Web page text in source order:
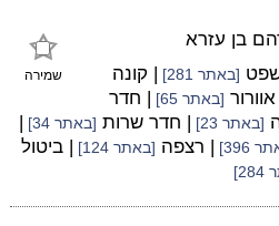
שמירה
בן עזרא
[באתר 281] | קונה
[באתר 65]
| חדר
[באתר 23] | חדר שרות [באתר 34]
|
396] | רצפה [באתר 124]
| ביטול